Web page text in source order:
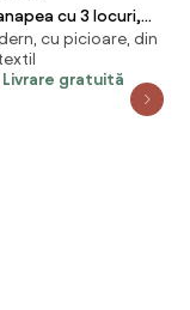
cu 3 locuri,
cm, catifea
cu picioare, din
Livrare gratuită